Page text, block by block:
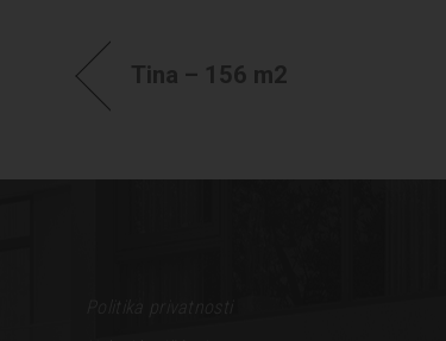
Tina – 156 m2